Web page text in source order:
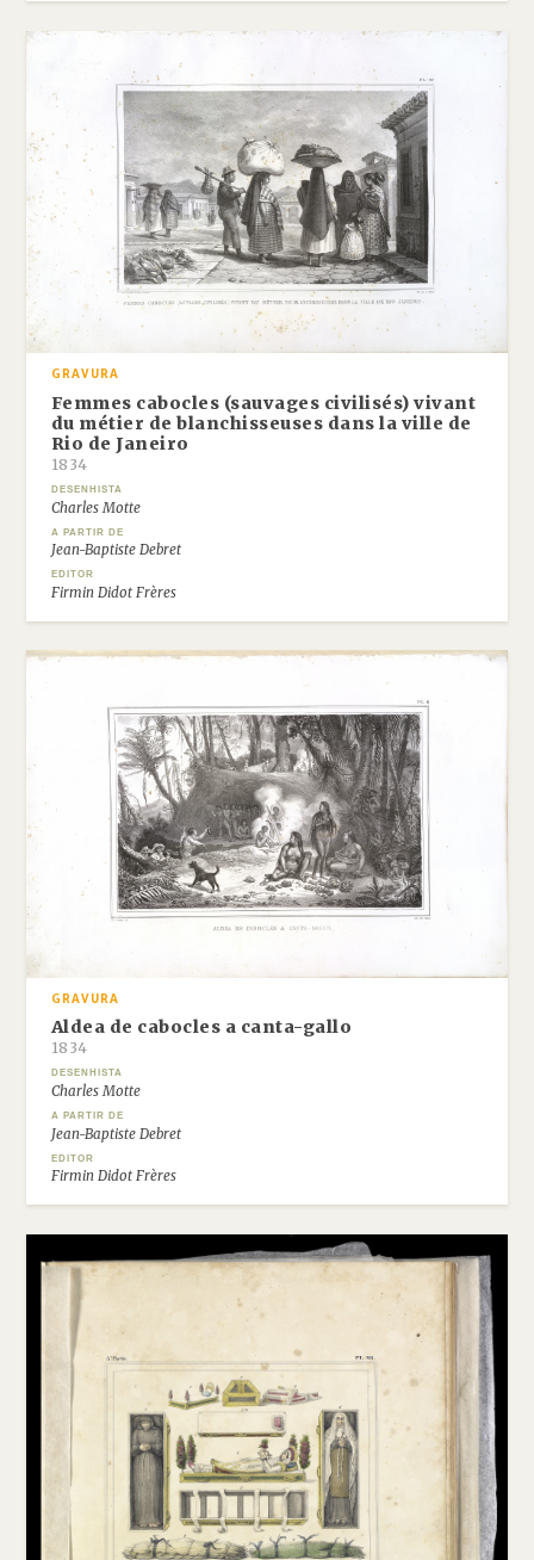
GRAVURA
Femmes cabocles (sauvages civilisés) vivant
du métier de blanchisseuses dans la ville de
Rio de Janeiro
1834
DESENHISTA
Charles Motte
A PARTIR DE
Jean-Baptiste Debret
EDITOR
Firmin Didot Frères
GRAVURA
Aldea de cabocles a canta-gallo
1834
DESENHISTA
Charles Motte
A PARTIR DE
Jean-Baptiste Debret
EDITOR
Firmin Didot Frères